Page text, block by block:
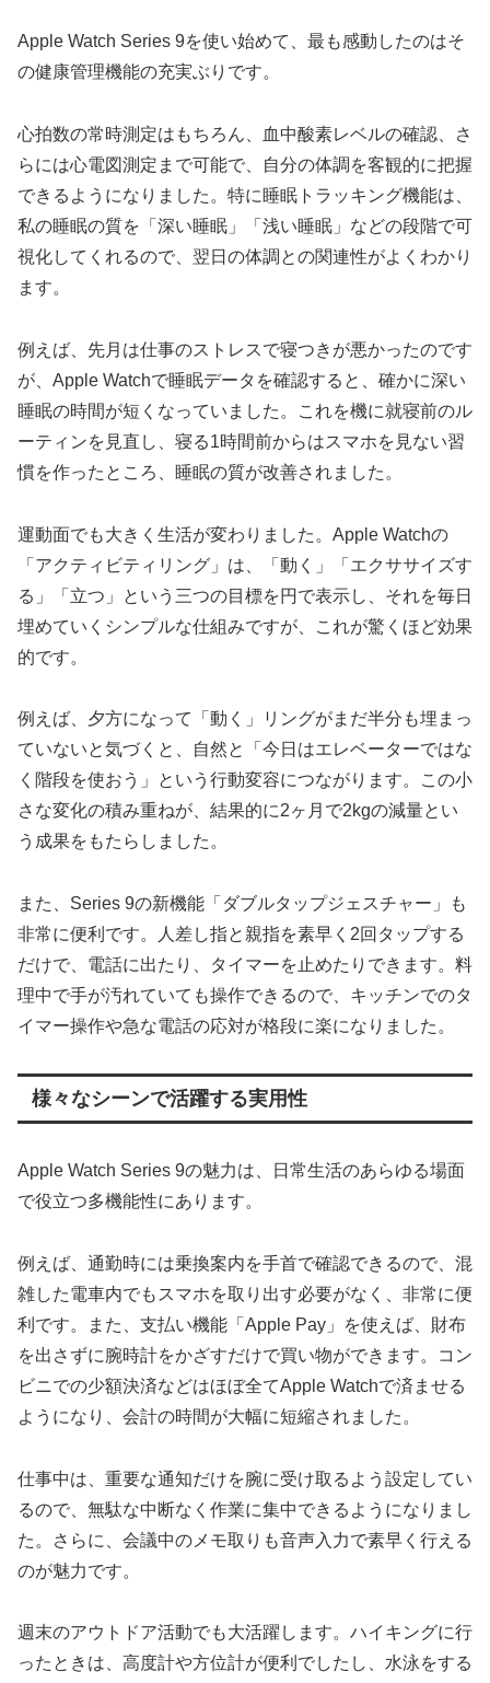
Apple Watch Series 9を使い始めて、最も感動したのはそ
の健康管理機能の充実ぶりです。
心拍数の常時測定はもちろん、血中酸素レベルの確認、さ
らには心電図測定まで可能で、自分の体調を客観的に把握
できるようになりました。特に睡眠トラッキング機能は、
私の睡眠の質を「深い睡眠」「浅い睡眠」などの段階で可
視化してくれるので、翌日の体調との関連性がよくわかり
ます。
例えば、先月は仕事のストレスで寝つきが悪かったのです
が、Apple Watchで睡眠データを確認すると、確かに深い
睡眠の時間が短くなっていました。これを機に就寝前のル
ーティンを見直し、寝る1時間前からはスマホを見ない習
慣を作ったところ、睡眠の質が改善されました。
運動面でも大きく生活が変わりました。Apple Watchの
「アクティビティリング」は、「動く」「エクササイズす
る」「立つ」という三つの目標を円で表示し、それを毎日
埋めていくシンプルな仕組みですが、これが驚くほど効果
的です。
例えば、夕方になって「動く」リングがまだ半分も埋まっ
ていないと気づくと、自然と「今日はエレベーターではな
く階段を使おう」という行動変容につながります。この小
さな変化の積み重ねが、結果的に2ヶ月で2kgの減量とい
う成果をもたらしました。
また、Series 9の新機能「ダブルタップジェスチャー」も
非常に便利です。人差し指と親指を素早く2回タップする
だけで、電話に出たり、タイマーを止めたりできます。料
理中で手が汚れていても操作できるので、キッチンでのタ
イマー操作や急な電話の応対が格段に楽になりました。
様々なシーンで活躍する実用性
Apple Watch Series 9の魅力は、日常生活のあらゆる場面
で役立つ多機能性にあります。
例えば、通勤時には乗換案内を手首で確認できるので、混
雑した電車内でもスマホを取り出す必要がなく、非常に便
利です。また、支払い機能「Apple Pay」を使えば、財布
を出さずに腕時計をかざすだけで買い物ができます。コン
ビニでの少額決済などはほぼ全てApple Watchで済ませる
ようになり、会計の時間が大幅に短縮されました。
仕事中は、重要な通知だけを腕に受け取るよう設定してい
るので、無駄な中断なく作業に集中できるようになりまし
た。さらに、会議中のメモ取りも音声入力で素早く行える
のが魅力です。
週末のアウトドア活動でも大活躍します。ハイキングに行
ったときは、高度計や方位計が便利でしたし、水泳をする